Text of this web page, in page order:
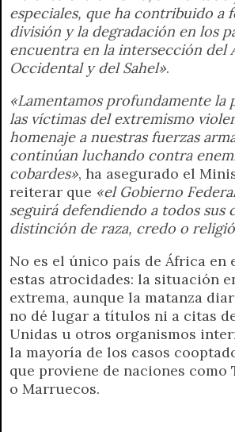
especiales, que ha contribuido a
división y la degradación en los
encuentra en la intersección del
Occidental y del Sahel».
«Lamentamos profundamente la
las víctimas del extremismo
homenaje a nuestras fuerzas
continúan luchando contra
cobardes», ha asegurado el
reiterar que «el Gobierno
seguirá defendiendo a todos sus
distinción de raza, credo o
No es el único país de África en
estas atrocidades: la situación
extrema, aunque la matanza
no dé lugar a títulos ni a citas
Unidas u otros organismos
la mayoría de los casos
que proviene de naciones como
o Marruecos.